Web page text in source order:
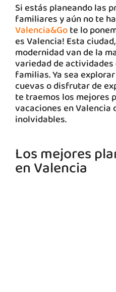
Si estás planeando las
familiares y aún no te
Valencia&Gote lo
es Valencia! Esta
modernidad van de la
variedad de
familias. Ya sea
cuevas o disfrutar de
te traemos los mejores
vacaciones en Valencia
inolvidables.
Los mejores
en Valencia